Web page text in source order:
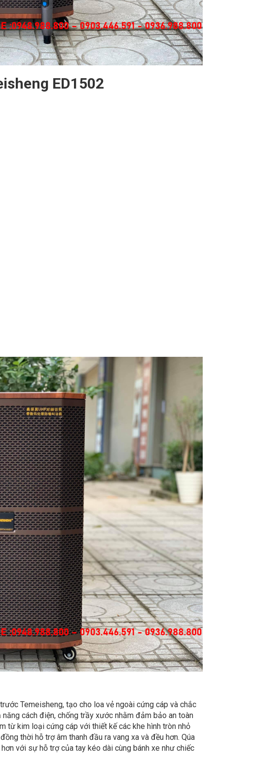
ED1502
Temeisheng, tạo cho loa vẻ ngoài cứng cáp và chắc
cách điện, chống trầy xước nhằm đảm bảo an toàn
từ kim loại cứng cáp với thiết kế các khe hình tròn nhỏ
thời hỗ trợ âm thanh đầu ra vang xa và đều hơn. Qúa
với sự hỗ trợ của tay kéo dài cùng bánh xe như chiếc